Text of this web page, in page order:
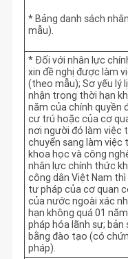
* Bảng danh sách
mẫu).
* Đối với nhân lực
xin đề nghị được làm
(theo mẫu); Sơ yếu lý
nhận trong thời hạn
năm của chính quyền
cư trú hoặc của cơ
nơi người đó làm việc
chuyển sang làm việc
khoa học và công
nhân lực chính thức
công dân Việt Nam thì
tư pháp của cơ quan
của nước ngoài xác
hạn không quá 01
pháp hóa lãnh sự; bản
bằng đào tạo (có
pháp).